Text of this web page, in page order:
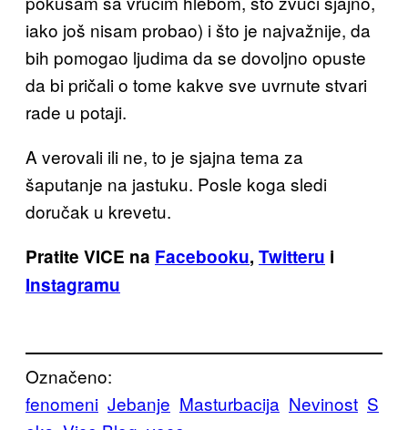
iako još nisam probao) i što je najvažnije, da
bih pomogao ljudima da se dovoljno opuste
da bi pričali o tome kakve sve uvrnute stvari
rade u potaji.
A verovali ili ne, to je sjajna tema za
šaputanje na jastuku. Posle koga sledi
doručak u krevetu.
Pratite VICE na Facebooku, Twitteru i
Instagramu
Označeno:
fenomeni Jebanje Masturbacija Nevinost S